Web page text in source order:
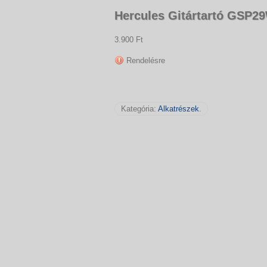
Hercules Gitártartó
3.900 Ft
Rendelésre
Kategória: Alkatrészek.